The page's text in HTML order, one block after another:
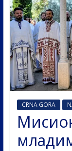
CRNA GORA